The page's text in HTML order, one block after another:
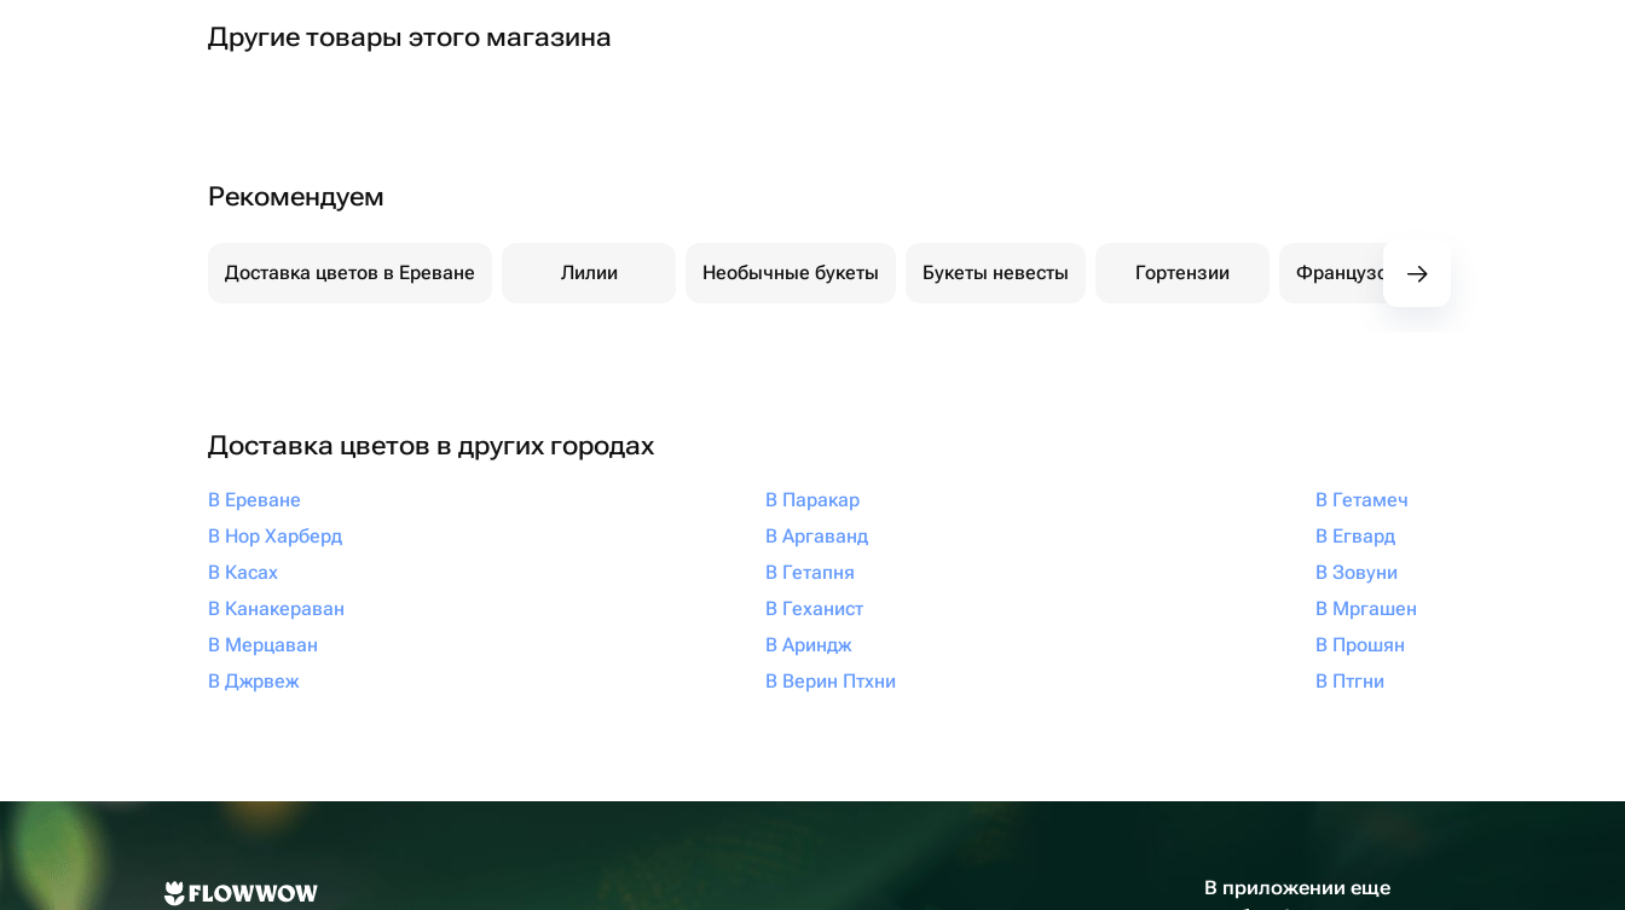
Другие товары этого магазина
Рекомендуем
Доставка цветов в Ереване Лилии Необычные букеты Букеты невесты Гортензии Французские розы
Доставка цветов в других городах
В Ереване
В Нор Харберд
В Касах
В Канакераван
В Мерцаван
В Джрвеж
В Паракар
В Аргаванд
В Гетапня
В Геханист
В Ариндж
В Верин Птхни
В Гетамеч
В Егвард
В Зовуни
В Мргашен
В Прошян
В Птгни
В приложении еще